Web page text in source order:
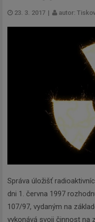
23. 3. 2017 | autor:
Správa úložišť
dni 1. června 1997
107/97, vydaným na
vykonává svoji činnost na